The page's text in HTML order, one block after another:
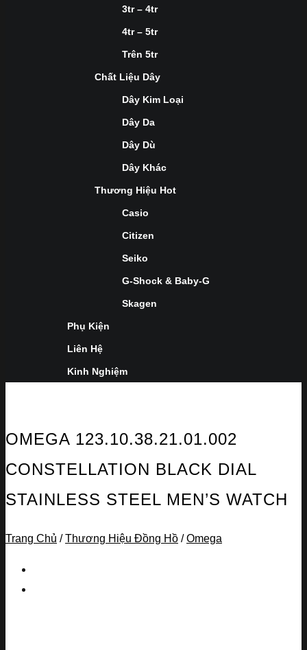
3tr – 4tr
4tr – 5tr
Trên 5tr
Chất Liệu Dây
Dây Kim Loại
Dây Da
Dây Dù
Dây Khác
Thương Hiệu Hot
Casio
Citizen
Seiko
G-Shock & Baby-G
Skagen
Phụ Kiện
Liên Hệ
Kinh Nghiệm
OMEGA 123.10.38.21.01.002
CONSTELLATION BLACK DIAL
STAINLESS STEEL MEN’S WATCH
Trang Chủ / Thương Hiệu Đồng Hồ / Omega